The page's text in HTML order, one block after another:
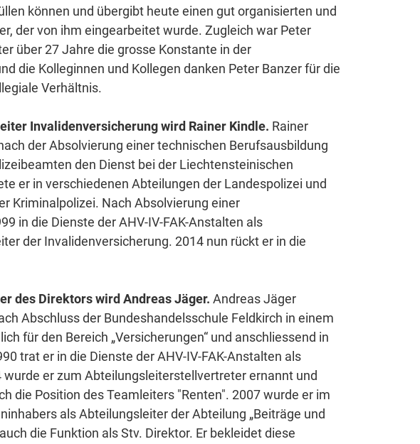
können und übergibt heute einen gut organisierten und
der von ihm eingearbeitet wurde. Zugleich war Peter
über 27 Jahre die grosse Konstante in der
die Kolleginnen und Kollegen danken Peter Banzer für die
Verhältnis.
Invalidenversicherung wird Rainer Kindle. Rainer
der Absolvierung einer technischen Berufsausbildung
den Dienst bei der Liechtensteinischen
er in verschiedenen Abteilungen der Landespolizei und
Kriminalpolizei. Nach Absolvierung einer
in die Dienste der AHV-IV-FAK-Anstalten als
der Invalidenversicherung. 2014 nun rückt er in die
des Direktors wird Andreas Jäger. Andreas Jäger
Abschluss der Bundeshandelsschule Feldkirch in einem
für den Bereich „Versicherungen“ und anschliessend in
trat er in die Dienste der AHV-IV-FAK-Anstalten als
wurde er zum Abteilungsleiterstellvertreter ernannt und
die Position des Teamleiters "Renten". 2007 wurde er im
als Abteilungsleiter der Abteilung „Beiträge und
die Funktion als Stv. Direktor. Er bekleidet diese